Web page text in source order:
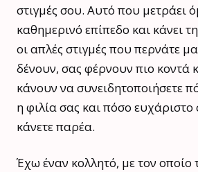
στιγμές σου. Αυτό που μετράει
καθημερινό επίπεδο και κάνει
οι απλές στιγμές που περνάτε
δένουν, σας φέρνουν πιο κοντά
κάνουν να συνειδητοποιήσετε
η φιλία σας και πόσο ευχάριστο
κάνετε παρέα.
Έχω έναν κολλητό, με τον οποίο